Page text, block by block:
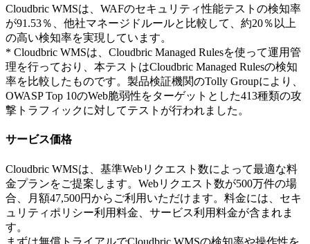
Cloudbric WMSは、WAFのセキュリティ性能テストの検知率
が91.53％、他社マネージドルールと比較して、約20％以上
の高い検知率を実現しています。
* Cloudbric WMSは、Cloudbric Managed Rulesを使って運用管
理を行っており、本テストはCloudbric Managed Rulesの検知
率を比較したものです。製品検証機関のTolly Groupにより、
OWASP Top 10のWeb脆弱性をターゲットとした413種類の攻
撃トラフィックに対してテストが行われました。
サービス価格
Cloudbric WMSは、基準Webリクエスト数によって最適な料
金プランをご提案します。Webリクエスト数が500万件の場
合、月額47,500円からご利用いただけます。料金には、セキ
ュリティポリシー利用料金、サービス利用料金が含まれま
す。
まずは無償トライアルでCloudbric WMSの検知率や操作性を